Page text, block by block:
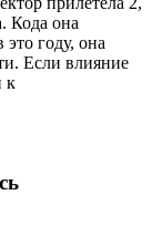
Кода она
году, она
Если влияние
к